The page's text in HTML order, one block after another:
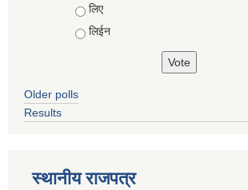
Choices
लिए
लिईन
Older polls
Results
स्थानीय राजपत्र